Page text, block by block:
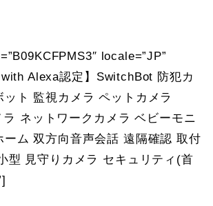
locale=”JP”
Alexa認定】SwitchBot 防犯カ
ット 監視カメラ ペットカメラ
ネットワークカメラ ベビーモニ
ーム 双方向音声会話 遠隔確認 取付
型 見守りカメラ セキュリティ(首